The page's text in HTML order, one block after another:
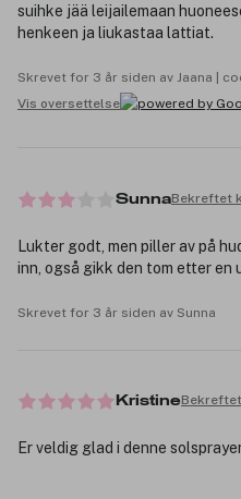
suihke jää leijailemaan
henkeen ja liukastaa lattiat.
Skrevet for 3 år siden av Jaana |
Vis oversettelse
SunnaBekreftet
Lukter godt, men piller av på
inn, også gikk den tom etter en
Skrevet for 3 år siden av Sunna
Kristine
Er veldig glad i denne